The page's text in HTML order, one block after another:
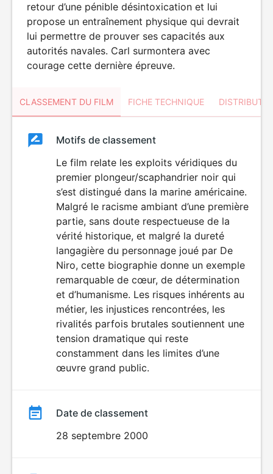
retour d’une pénible désintoxication et lui
propose un entraînement physique qui devrait
lui permettre de prouver ses capacités aux
autorités navales. Carl surmontera avec
courage cette dernière épreuve.
CLASSEMENT DU FILM FICHE TECHNIQUE
ClassementClassement
Motifs de classement
Le film relate les exploits véridiques du
premier plongeur/scaphandrier noir qui
s’est distingué dans la marine américaine.
Malgré le racisme ambiant d’une première
partie, sans doute respectueuse de la
vérité historique, et malgré la dureté
langagière du personnage joué par De
Niro, cette biographie donne un exemple
remarquable de cœur, de détermination
et d’humanisme. Les risques inhérents au
métier, les injustices rencontrées, les
rivalités parfois brutales soutiennent une
tension dramatique qui reste
constamment dans les limites d’une
œuvre grand public.
Date de classement
28 septembre 2000